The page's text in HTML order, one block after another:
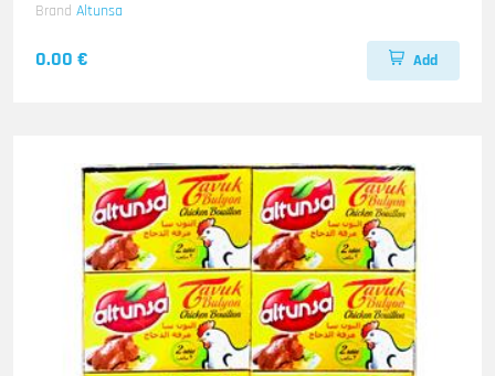
Brand Altunsa
0.00 € Add